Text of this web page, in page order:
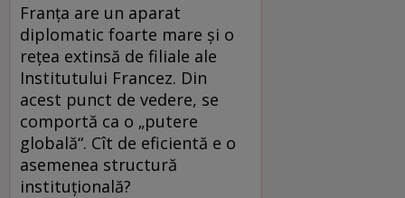
Franţa are un aparat
diplomatic foarte mare şi o
reţea extinsă de filiale ale
Institutului Francez. Din
acest punct de vedere, se
comportă ca o „putere
globală“. Cît de eficientă e o
asemenea structură
instituţională?